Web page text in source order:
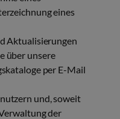
eines
Aktualisierungen
über unsere
per E-Mail
und, soweit
der